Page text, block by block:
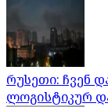
რუსეთი: ჩვენ
ლოგისტიკურ